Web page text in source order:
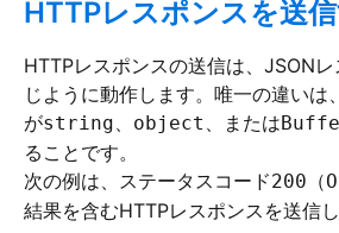
HTTPレスポンスを送
HTTPレスポンスの送信は、JSON
じように動作します。唯一の違いは
がstring、 object 、または
ることです。
次の例は、ステータスコード200 （
結果を含むHTTPレスポンスを送信し